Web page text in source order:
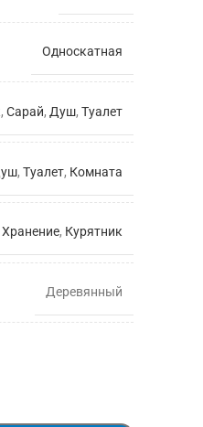
Односкатная
, Сарай, Душ, Туалет
, Туалет, Комната
Хранение, Курятник
Деревянный